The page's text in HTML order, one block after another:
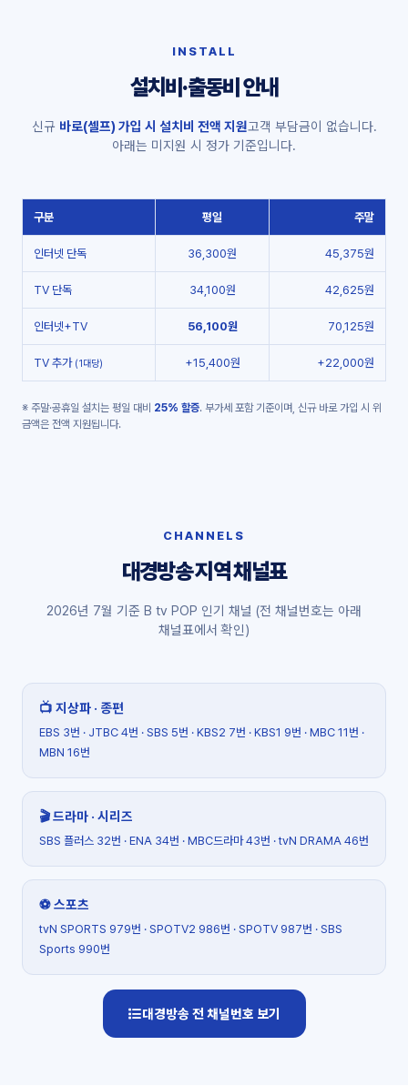
INSTALL
설치비·출동비 안내
신규 바로(셀프) 가입 시 설치비 전액 지원고객 부담금이 없습니다.
아래는 미지원 시 정가 기준입니다.
구분 평일 주말
인터넷 단독 36,300원 45,375원
TV 단독 34,100원 42,625원
인터넷+TV 56,100원 70,125원
TV 추가 (1대당) +15,400원 +22,000원
※ 주말·공휴일 설치는 평일 대비 25% 할증. 부가세 포함 기준이며, 신규 바로 가입 시 위
금액은 전액 지원됩니다.
CHANNELS
대경방송 지역 채널표
2026년 7월 기준 B tv POP 인기 채널 (전 채널번호는 아래
채널표에서 확인)
📺 지상파 · 종편
EBS 3번 · JTBC 4번 · SBS 5번 · KBS2 7번 · KBS1 9번 · MBC 11번 ·
MBN 16번
🎬 드라마 · 시리즈
SBS 플러스 32번 · ENA 34번 · MBC드라마 43번 · tvN DRAMA 46번
⚽ 스포츠
tvN SPORTS 979번 · SPOTV2 986번 · SPOTV 987번 · SBS
Sports 990번
대경방송 전 채널번호 보기